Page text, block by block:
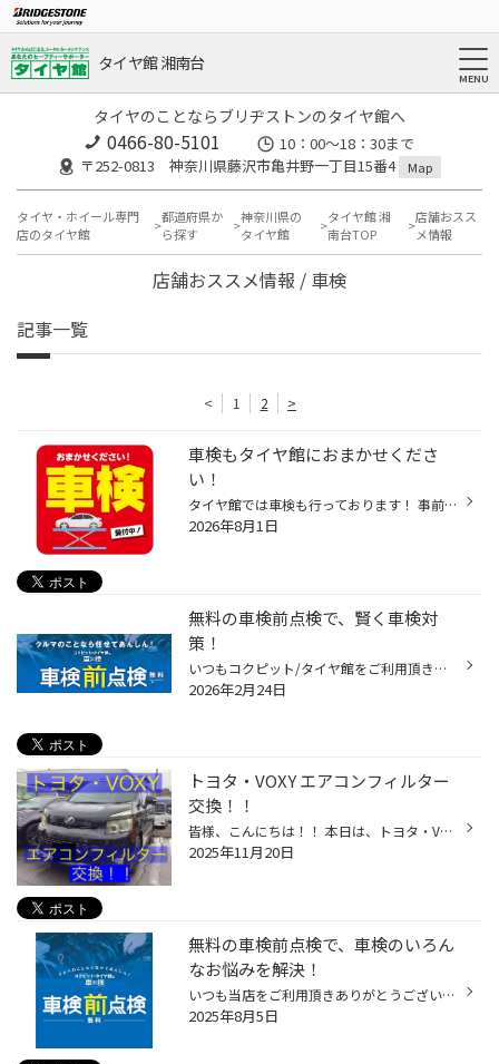
タイヤ館 湘南台
タイヤのことならブリヂストンのタイヤ館へ
0466-80-5101
10：00～18：30まで
〒252-0813 神奈川県藤沢市亀井野一丁目15番4
Map
タイヤ・ホイール専門
店のタイヤ館
都道府県か
ら探す
神奈川県の
タイヤ館
タイヤ館 湘
南台TOP
店舗おスス
メ情報
店舗おススメ情報 / 車検
記事一覧
< 1 2 >
車検もタイヤ館におまかせくださ
い！
タイヤ館では車検も行っております！ 事前のご予約で代車も無料でお出し致します。 お気軽にお問い合わせ下さい。
2026年8月1日
無料の車検前点検で、賢く車検対
策！
いつもコクピット/タイヤ館をご利用頂きありがとうございます。 今回は、コクピット/タイヤ館がオススメする「車検前点検」についてご紹介いたします。 【車検前点検は、出費を集中させない、かしこい車検対策です】 ・車検って何？よく分からなくて不安・・・。 ・できれば車検の出費を抑えたい・...
2026年2月24日
トヨタ・VOXY エアコンフィルター
交換！！
皆様、こんにちは！！ 本日は、トヨタ・VOXY の エアコンフィルター交換をさせて頂きました！！ 先日、投稿させて頂きましたが 途中投稿になってしまいました ごめんなさい！！ 交換する前の古いフィルターがこちら！！↓ こちらのフィルターはお仕事でいっぱい走られるようで ホコリや塵・ゴミがい...
2025年11月20日
無料の車検前点検で、車検のいろん
なお悩みを解決！
いつも当店をご利用頂きありがとうございます。 今回は、「車検」をよりお得にお受けいただくために、 コクピット/タイヤ館がオススメする「車検前点検」についてご紹介いたします。 【車検前点検は、出費を集中させない、かしこい車検の受け方】 ・車検って何？車検って良く分からない！ ・はじめ...
2025年8月5日